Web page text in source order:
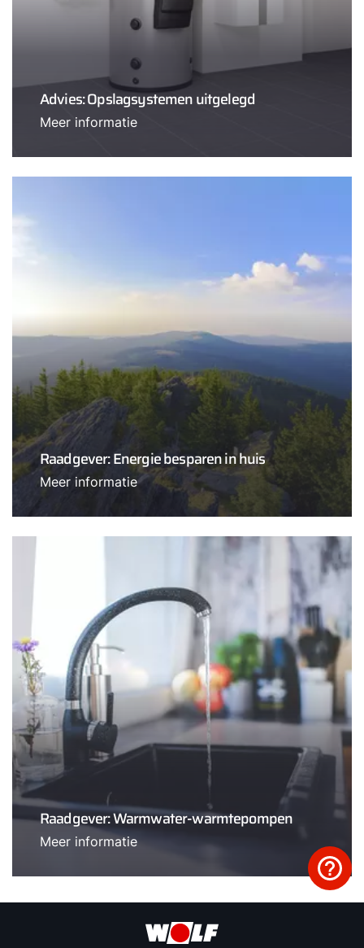
Advies: Opslagsystemen uitgelegd
Meer informatie
Raadgever: Energie besparen in huis
Meer informatie
Raadgever: Warmwater-warmtepompen
Meer informatie